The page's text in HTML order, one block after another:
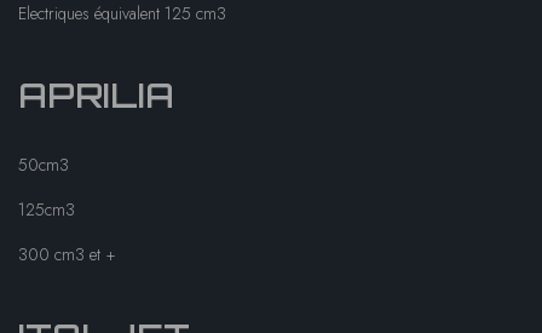
Electriques équivalent 125 cm3
APRILIA
50cm3
125cm3
300 cm3 et +